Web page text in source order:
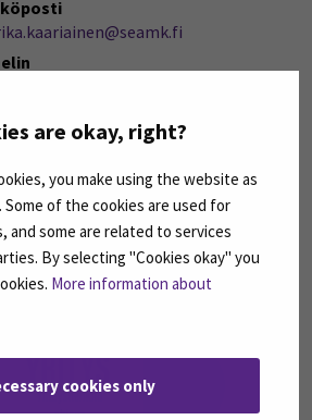
are okay, right?
you make using the website as
Some of the cookies are used for
and some are related to services
By selecting "Cookies okay" you
More information about
cookies only